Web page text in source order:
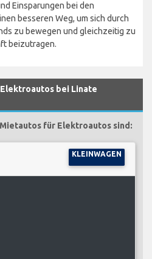
Einsparungen bei den
besseren Weg, um sich durch
zu bewegen und gleichzeitig zu
beizutragen.
bei Linate
für Elektroautos sind:
KLEINWAGEN